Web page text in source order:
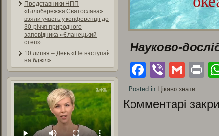
Представники НПП
«Білобережжя Святослава»
взяли участь у конференції до
30-річчя природного
заповідника «Єланецький
степ»
10 липня – День «Не наступай
на бджіл»
Науково-
Facebook
Viber
Posted in Цікаво знати
Комментарі